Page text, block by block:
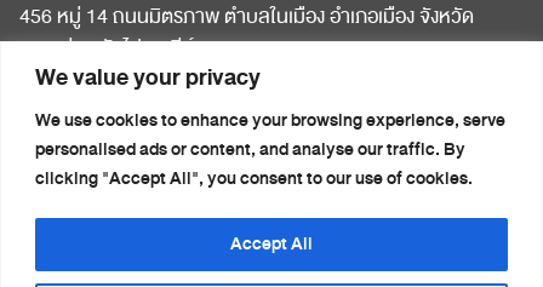
We value your privacy
We use cookies to enhance your browsing experience, serve
personalised ads or content, and analyse our traffic. By
clicking "Accept All", you consent to our use of cookies.
Accept All
456 หมู่ 14 ถนนมิตรภาพ ตำบลในเมือง อำเภอเมือง จังหวัด
ขอนแก่น รหัสไปรษณีย์ 40000
หน้าแรก
เกี่ยวกับโรงพยาบาล
ห้องพักผู้ป่วย
รายชื่อแพทย์
บทความสุขภาพ
ข่าวประชาสัมพันธ์
ติดต่อเรา
(Privacy Notice)